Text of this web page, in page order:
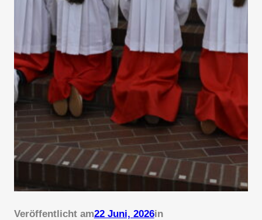
Veröffentlicht am22 Juni, 2026in